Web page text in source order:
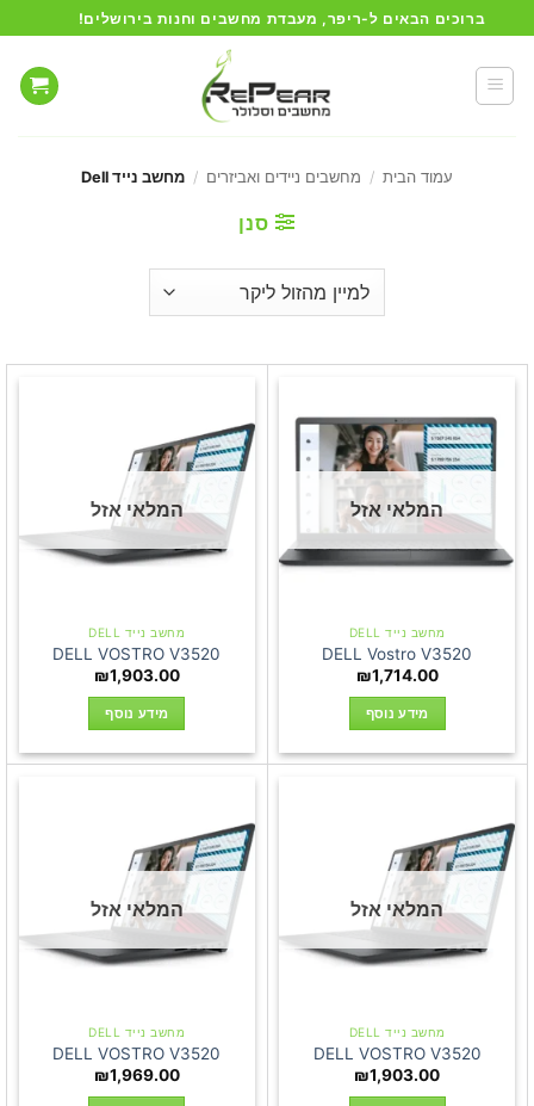
to
content
ברוכים הבאים ל-ריפר, מעבדת מחשבים וחנות בירושלים!
עמוד הבית / מחשבים ניידים ואביזרים / מחשב נייד Dell
סנן
המלאי אזל
מחשב נייד DELL
DELL Vostro V3520
₪1,714.00
מידע נוסף
המלאי אזל
מחשב נייד DELL
DELL VOSTRO V3520
₪1,903.00
מידע נוסף
המלאי אזל
מחשב נייד DELL
DELL VOSTRO V3520
₪1,903.00
המלאי אזל
מחשב נייד DELL
DELL VOSTRO V3520
₪1,969.00